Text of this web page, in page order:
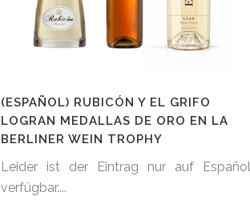
(ESPAÑOL) RUBICÓN Y EL GRIFO
LOGRAN MEDALLAS DE ORO EN LA
BERLINER WEIN TROPHY
Leider ist der Eintrag nur auf Español
verfügbar....